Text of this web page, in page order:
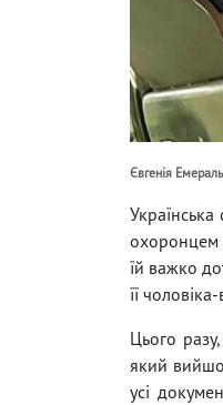
Євгенія
охоронцем
їй важко
її
Цього
який
усі